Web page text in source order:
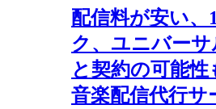
配信料が安い、
ク、ユニバー
と契約の可能
音楽配信代行サ